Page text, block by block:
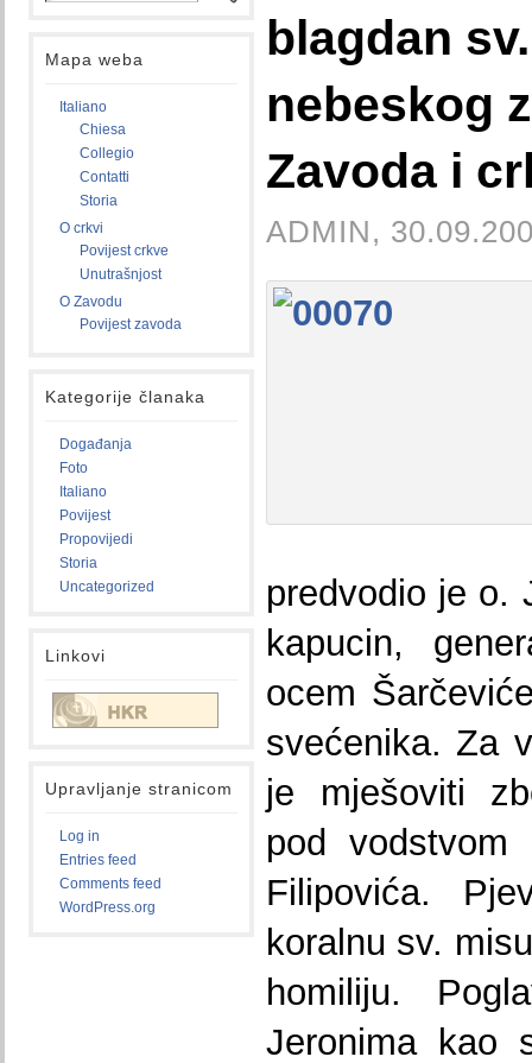
Mapa weba
Italiano
Chiesa
Collegio
Contatti
Storia
O crkvi
Povijest crkve
Unutrašnjost
O Zavodu
Povijest zavoda
Kategorije članaka
Događanja
Foto
Italiano
Povijest
Propovijedi
Storia
Uncategorized
Linkovi
Upravljanje stranicom
Log in
Entries feed
Comments feed
WordPress.org
blagdan
nebeskog
Zavoda i
ADMIN,
predvodio je o.
kapucin,
ocem
svećenika. Za
je mješoviti
pod vodstvom
Filipovića.
koralnu sv.
homiliju.
Jeronima kao